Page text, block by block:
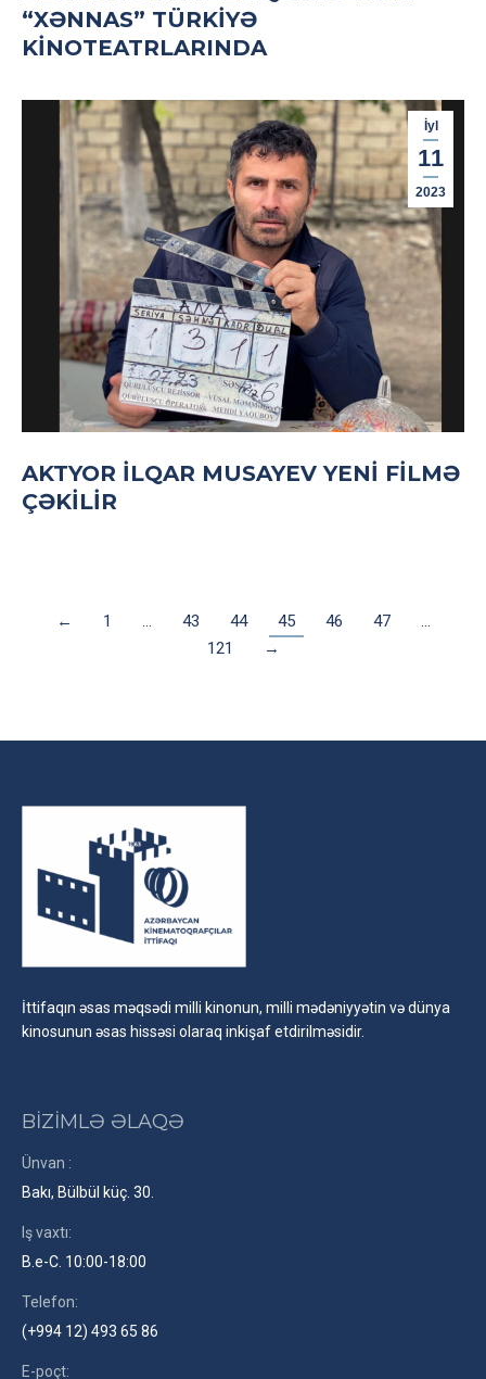
“XƏNNAS” TÜRKIYƏ
KINOTEATRLARINDA
İyl
11
2023
AKTYOR İLQAR MUSAYEV YENI FILMƏ
ÇƏKILIR
← 1 … 43 44 45 46 47
…
121
→
İttifaqın əsas məqsədi milli kinonun, milli mədəniyyətin və dünya
kinosunun əsas hissəsi olaraq inkişaf etdirilməsidir.
BİZİMLƏ ƏLAQƏ
Ünvan :
Bakı, Bülbül küç. 30.
Iş vaxtı:
B.e-C. 10:00-18:00
Telefon:
(+994 12) 493 65 86
E-poçt: